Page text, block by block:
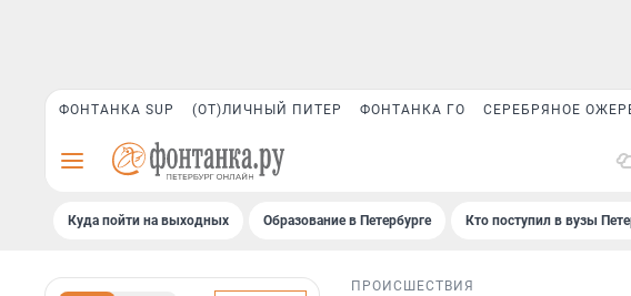
ФОНТАНКА SUP (ОТ)ЛИЧНЫЙ ПИТЕР ФОНТАНКА ГО СЕРЕБРЯНОЕ
Куда пойти на выходных Образование в Петербурге Кто поступил в вузы
ПРОИСШЕСТВИЯ